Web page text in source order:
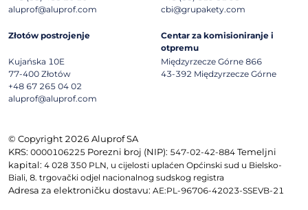
aluprof@aluprof.com
cbi@grupakety.com
Złotów postrojenje
Kujańska 10E
77-400 Złotów
+48 67 265 04 02
aluprof@aluprof.com
Centar za komisioniranje i
otpremu
Międzyrzecze Górne 866
43-392 Międzyrzecze Górne
© Copyright 2026 Aluprof SA
KRS: 0000106225 Porezni broj (NIP): 547-02-42-884 Temeljni
kapital: 4 028 350 PLN, u cijelosti uplaćen Općinski sud u Bielsko-
Biali, 8. trgovački odjel nacionalnog sudskog registra
Adresa za elektroničku dostavu: AE:PL-96706-42023-SSEVB-21